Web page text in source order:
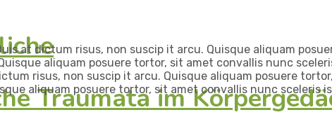
Traumata im
at dictum risus, non suscip it arcu. Quisque aliquam
aliquam posuere tortor, sit amet convallis nunc
risus, non suscip it arcu. Quisque aliquam posuere
aliquam posuere tortor, sit amet convallis nunc sceleris